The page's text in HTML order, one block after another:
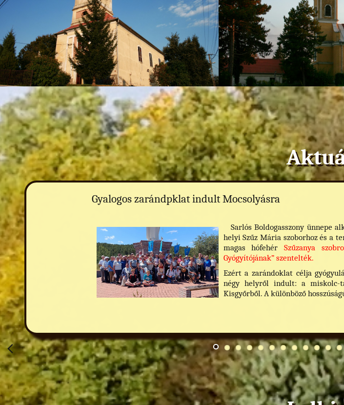
Gyalogos zarándpklat indult Mocsolyásra
Sarlós Boldogasszony ünnepe
helyi Szűz Mária szoborhoz és a
magas hófehérSzűzanya
Gyógyítójának” szentelték.
Ezért a zarándoklat célja
négy helyről indult: a miskolc-
Kisgyőrből. A különböző